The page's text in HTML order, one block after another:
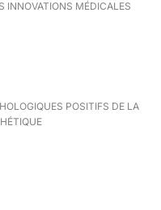
INNOVATIONS MÉDICALES
POSITIFS DE LA